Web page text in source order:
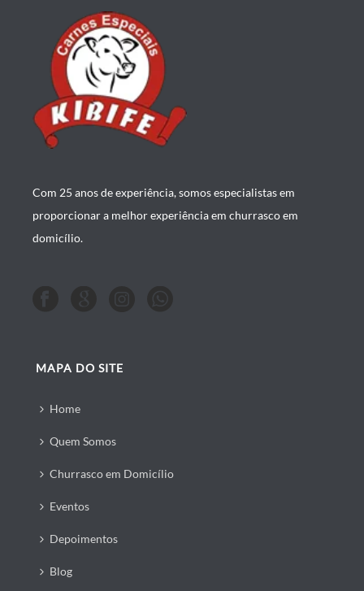
Com 25 anos de experiência, somos especialistas em
proporcionar a melhor experiência em churrasco em
domicílio.
MAPA DO SITE
Home
Quem Somos
Churrasco em Domicílio
Eventos
Depoimentos
Blog